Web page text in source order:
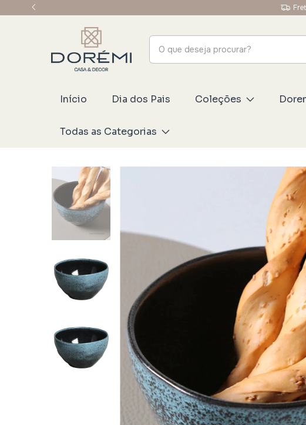
Início Dia dos Pais Coleções
Todas as Categorias